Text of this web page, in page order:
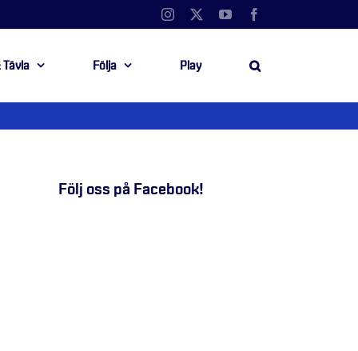
Instagram YouTube
Tävla Följa Play
Följ oss på Facebook!